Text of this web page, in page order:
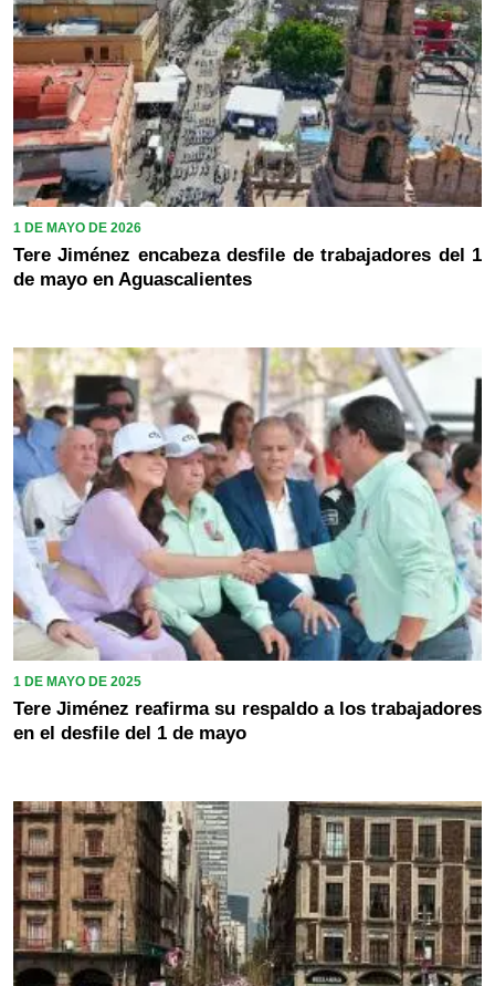
1 DE MAYO DE 2026
Tere Jiménez encabeza desfile de trabajadores del 1
de mayo en Aguascalientes
1 DE MAYO DE 2025
Tere Jiménez reafirma su respaldo a los trabajadores
en el desfile del 1 de mayo